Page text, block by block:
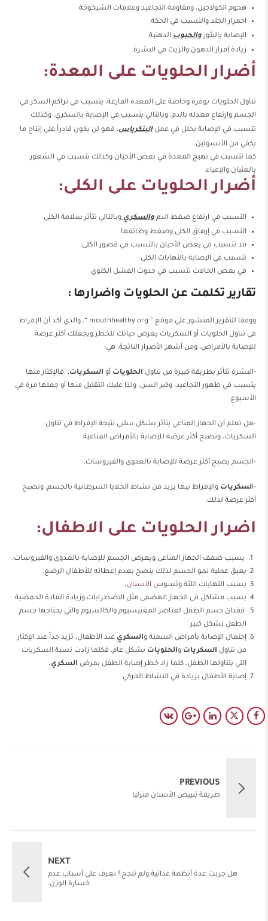
هجوم الكولاجين، ومقاومة التجاعيد وعلامات الشيخوخة.
احمرار الجلد والتسبب في الحكة.
الإصابة بالبثوروالحبوبالدهنية.
زيادة إفراز الدهون والزيت في البشرة.
أضرار الحلويات على المعدة:
تناول الحلويات بوفرة وخاصة على المعدة الفارغة، يتسبب في تراكم السكر في
الجسم وارتفاع معدله بالدم، وبالتالي يتسبب في الإصابة بالسكري، وكذلك
تتسبب في الإصابة بخلل في عملالبنكرياس، فهو لن يكون قادراً على إنتاج ما
يكفي من الأنسولين.
كما تتسبب في تهيج المعدة في بعض الأحيان وكذلك تتسبب في الشعور
بالغثيان والإعياء.
أضرار الحلويات على الكلى:
التسبب في ارتفاع ضغط الدموالسكريوبالتالي تتأثر سلامة الكلى
التسبب في إرهاق الكلى وضغط وظائفها
قد تتسبب في بعض الأحيان بالتسبب في قصور الكلى
تتسبب في الإصابة بالتهابات الكلى
في بعض الحالات تتسبب في حدوث الفشل الكلوي
تقارير تكلمت عن الحلويات واضرارها :
ووفقا للتقرير المنشور علي موقع ” mouthhealthy.org “، والذي أكد أن الإفراط
في تناول الحلويات أو السكريات يعرض حياتك للخطر ويجعلك أكثر عرضة
للإصابة بالأمراض، ومن أشهر الأضرار الناتجة، هي:
-البشرة تتأثر بطريقة كبيرة من تناول الحلويات أو السكريات، فالإكثار منها
يتسبب في ظهور التجاعيد، وكبر السن، ولذا عليك التقليل منها أو جعلها مرة في
الأسبوع.
-هل تعلم أن الجهاز المناعي يتأثر بشكل سلبي نتيجة الإفراط في تناول
السكريات، وتصبح أكثر عرضة للإصابة بالأمراض المناعية.
-الجسم يصبح أكثر عرضة للإصابة بالعدوى والفيروسات.
-السكريات والإفراط بيها يزيد من نشاط الخلايا السرطانية بالجسم، وتصبح
أكثر عرضة لذلك.
اضرار الحلويات على الاطفال:
يسبب ضعف الجهاز المناعى ويعرض الجسم للإصابة بالعدوى والفيروسات.
يعيق عملية نمو الجسم لذلك ينصح بعدم إعطائه للأطفال الرضع.
يسبب التهابات اللثة وتسوس الأسنان.
يسبب مشاكل فى الجهاز الهضمى مثل الاضطرابات وزيادة المادة الحمضية.
فقدان جسم الطفل لعناصر المغنيسيوم والكالسيوم والتي يحتاجها جسم
الطفل بشكل كبير
إحتمال الإصابة بأمراض السمنة والسكري عند الأطفال، تزيد جداً عند الإكثار
من تناول السكريات والحلويات بشكل عام، فكلما زادت نسبة السكريات
التي يتناولها الطفل، كلما زاد خطر إصابة الطفل بمرض السكري.
إصابة الأطفال بزيادة في النشاط الحركي.
PREVIOUS
طريقة تبييض الأسنان منزليا
NEXT
هل جربت عدة أنظمة غذائية ولم تنجح؟ تعرف على أسباب عدم
خسارة الوزن.